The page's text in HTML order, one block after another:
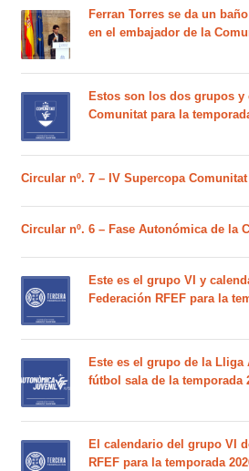
Ferran Torres se da un
en el embajador de la
Estos son los dos grupos
Comunitat para la
Circular nº. 7 – IV Supercopa Comunitat
Circular nº. 6 – Fase Autonómica de la
Este es el grupo VI y
Federación RFEF para la
Este es el grupo de la
fútbol sala de la temporada
El calendario del grupo VI
RFEF para la temporada